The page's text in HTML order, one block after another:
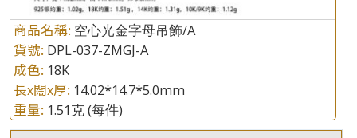
商品名稱: 空心光金字母吊飾/A
貨號: DPL-037-ZMGJ-A
成色: 18K
長x闊x厚: 14.02*14.7*5.0mm
重量: 1.51克(每件)